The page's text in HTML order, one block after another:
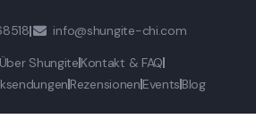
info@shungite-chi.com
ShungiteKontakt & FAQ
RezensionenEventsBlog